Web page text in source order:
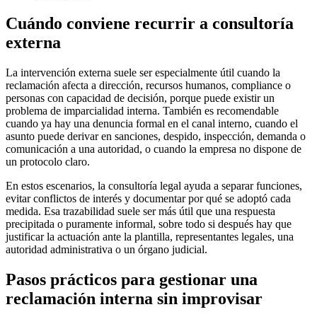
Cuándo conviene recurrir a consultoría
externa
La intervención externa suele ser especialmente útil cuando la
reclamación afecta a dirección, recursos humanos, compliance o
personas con capacidad de decisión, porque puede existir un
problema de imparcialidad interna. También es recomendable
cuando ya hay una denuncia formal en el canal interno, cuando el
asunto puede derivar en sanciones, despido, inspección, demanda o
comunicación a una autoridad, o cuando la empresa no dispone de
un protocolo claro.
En estos escenarios, la consultoría legal ayuda a separar funciones,
evitar conflictos de interés y documentar por qué se adoptó cada
medida. Esa trazabilidad suele ser más útil que una respuesta
precipitada o puramente informal, sobre todo si después hay que
justificar la actuación ante la plantilla, representantes legales, una
autoridad administrativa o un órgano judicial.
Pasos prácticos para gestionar una
reclamación interna sin improvisar